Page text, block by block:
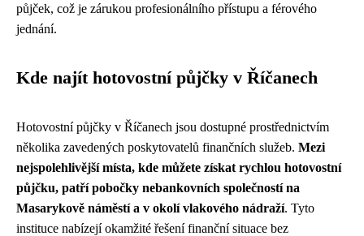
půjček, což je zárukou profesionálního přístupu a férového
jednání.
Kde najít hotovostní půjčky v Říčanech
Hotovostní půjčky v Říčanech jsou dostupné prostřednictvím
několika zavedených poskytovatelů finančních služeb. Mezi
nejspolehlivější místa, kde můžete získat rychlou hotovostní
půjčku, patří pobočky nebankovních společností na
Masarykově náměstí a v okolí vlakového nádraží. Tyto
instituce nabízejí okamžité řešení finanční situace bez